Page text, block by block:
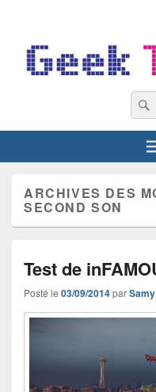
ARCHIVES DES
SECOND SON
Test de
Posté le 03/09/2014parSamy